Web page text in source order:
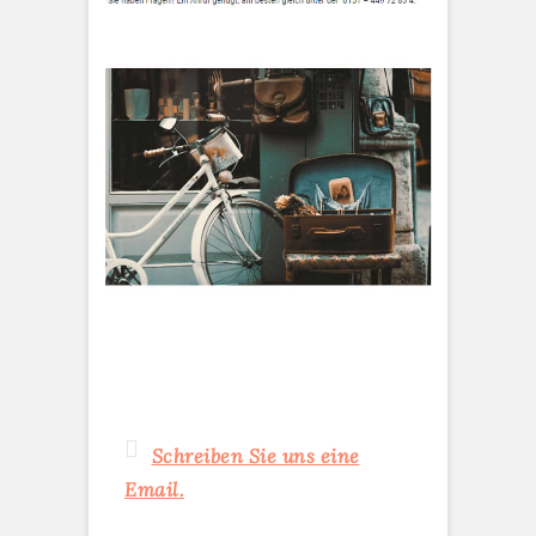
Schreiben Sie uns eine
Email.